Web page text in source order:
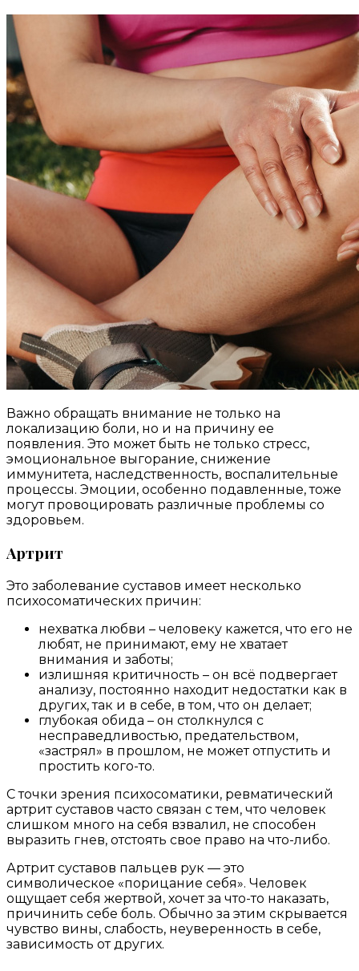
Важно обращать внимание не только на
локализацию боли, но и на причину ее
появления. Это может быть не только стресс,
эмоциональное выгорание, снижение
иммунитета, наследственность, воспалительные
процессы. Эмоции, особенно подавленные, тоже
могут провоцировать различные проблемы со
здоровьем.
Артрит
Это заболевание суставов имеет несколько
психосоматических причин:
нехватка любви – человеку кажется, что его не
любят, не принимают, ему не хватает
внимания и заботы;
излишняя критичность – он всё подвергает
анализу, постоянно находит недостатки как в
других, так и в себе, в том, что он делает;
глубокая обида – он столкнулся с
несправедливостью, предательством,
«застрял» в прошлом, не может отпустить и
простить кого-то.
С точки зрения психосоматики, ревматический
артрит суставов часто связан с тем, что человек
слишком много на себя взвалил, не способен
выразить гнев, отстоять свое право на что-либо.
Артрит суставов пальцев рук — это
символическое «порицание себя». Человек
ощущает себя жертвой, хочет за что-то наказать,
причинить себе боль. Обычно за этим скрывается
чувство вины, слабость, неуверенность в себе,
зависимость от других.